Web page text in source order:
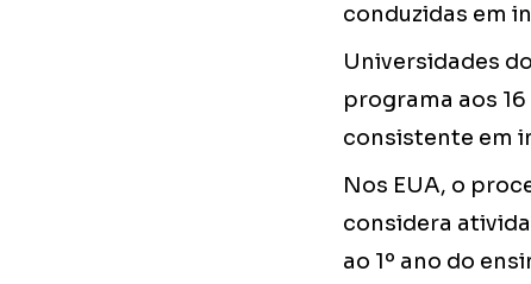
conduzidas em
Universidades
programa aos
consistente em
Nos EUA, o
considera
ao 1º ano do